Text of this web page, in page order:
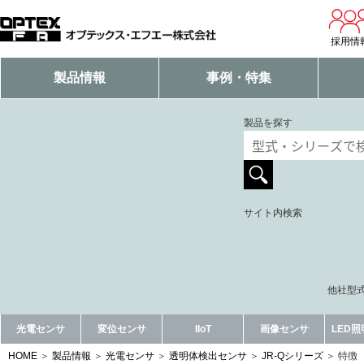
採用情
製品情報 事例・特集
製品を探す
サイト内検索
他社型
光電センサ 変位センサ IIoT 画像センサ LED照
HOME 製品情報 光電センサ 透明体検出センサ JR-Qシリーズ 特徴